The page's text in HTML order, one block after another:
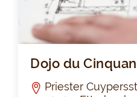
Dojo du
Priester